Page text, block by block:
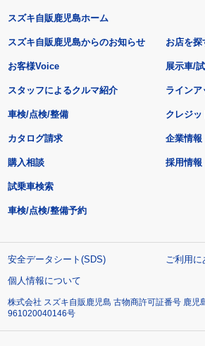
スズキ自販鹿児島ホーム
スズキ自販鹿児島からのお知らせ
お客様Voice
スタッフによるクルマ紹介
お店を探
展示車/
ラインア
車検/点検/整備 クレジッ
カタログ請求
購入相談
試乗車検索
車検/点検/整備予約
企業情報
採用情報
安全データシート(SDS)
ご利用
個人情報について
株式会社 スズキ自販鹿児島 古物商許可証番号 鹿児
961020040146号